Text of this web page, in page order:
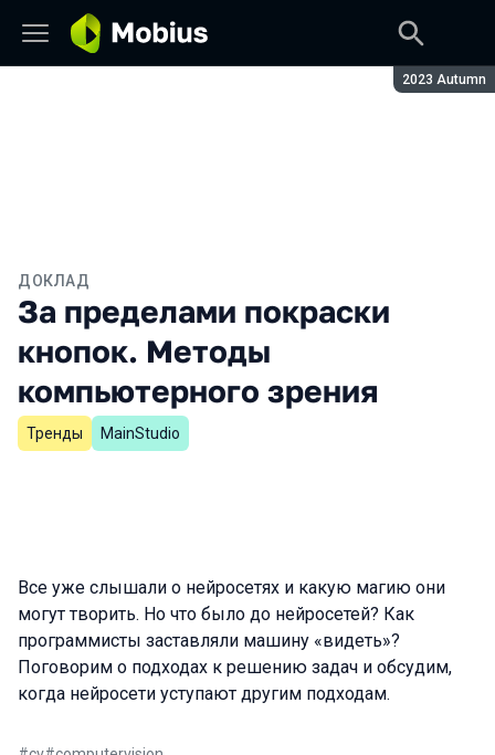
Сезон:
2023 Autumn
ДОКЛАД
За пределами покраски
кнопок. Методы
компьютерного зрения
Тренды MainStudio
Все уже слышали о нейросетях и какую магию они
могут творить. Но что было до нейросетей? Как
программисты заставляли машину «видеть»?
Поговорим о подходах к решению задач и обсудим,
когда нейросети уступают другим подходам.